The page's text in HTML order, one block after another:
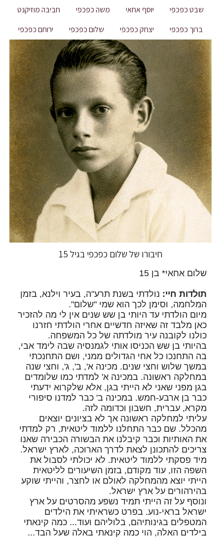
שבט כפכפי יוסף אחאי משה כפכפי
חביבה מוזיקנט
ברוך כפכפי
יצחק כפכפי שלום כפכפי ירוחם כפכפי
חיבורו של שלום כפכפי בגיל 15
שלום אחאי* בן 15
תולדות חיי: נולדתי בשנת תרע"ה, בעיר וילנא, בזמן
המלחמה, וסימן לכך הוא שמי "שלום".
מיום הולדתי עד היותי בן שש שנים אין לי מה להזכיר
כאן מלבד זה שאיזה חדשיים אחרי הולדתי חזרנו
כולנו לקובנה עיר מולדתה של כל המשפחה.
בהיותי בן שש הכניסו אותי לגמנסיה שבה לימד אבי,
בה התחנכו כל אחי הגדולים ממני, ושם התחנכתי
במשך שלוש וחצי שנים. מכינה א', ב', ג', וחצי שנה
במחלקה ראשונה. במכינה א' למדתי כמו שלומדים
בגן מפני שאני לא הייתי בגן, אלא שלקרוא ידעתי
כבר בן ארבע-חמש. במכינה ב' כבר למדנו סיפורי
מקרא, עברית, חשבון וכדומה לזה.
עליתי למחלקה ראשונה אך לא בציונים יוצאים
מהכלל. שם כבר התחלנו ללמוד ליטאית, רק למדתי
את האותיות וכבר קיבלנו את הבשורה הכבירה שאנו
צריכים להתכונן לצאת לדרך הארוכה, לארץ ישראל.
מיד פסקתי ללמוד ליטאית. לא יכולתי לסבול את
השפה הזו, עוד מקודם, בזמן השיעורים לליטאית
הייתי יוצא מהמחלקה לאולם או לחצר, והייתי שוקע
בהירהורים על ארץ ישראל.
ונוסף על זה הייתי תמיד נשפע מהסרטים על ארץ
ישראל בראי-נוע. בפרט כשראיתי את הילדים
המטפלים בגינותיהם, בלוליהם ועוד... כמה קינאתי
בילדים האלה, הוי כמה קינאתי באלה שעל הבד...